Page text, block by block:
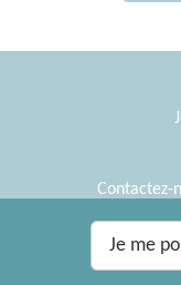
Je me
Contactez-